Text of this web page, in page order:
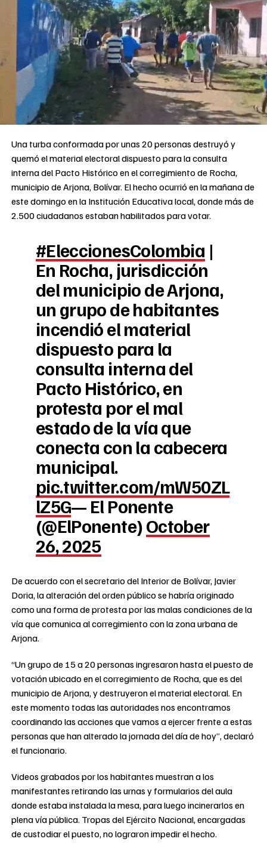
Una turba conformada por unas 20 personas destruyó y
quemó el material electoral dispuesto para la consulta
interna del Pacto Histórico en el corregimiento de Rocha,
municipio de Arjona, Bolívar. El hecho ocurrió en la mañana de
este domingo en la Institución Educativa local, donde más de
2.500 ciudadanos estaban habilitados para votar.
#EleccionesColombia |
En Rocha, jurisdicción
del municipio de Arjona,
un grupo de habitantes
incendió el material
dispuesto para la
consulta interna del
Pacto Histórico, en
protesta por el mal
estado de la vía que
conecta con la cabecera
municipal.
pic.twitter.com/mW50ZL
lZ5G— El Ponente
(@ElPonente)October
26, 2025
De acuerdo con el secretario del Interior de Bolívar, Javier
Doria, la alteración del orden público se habría originado
como una forma de protesta por las malas condiciones de la
vía que comunica al corregimiento con la zona urbana de
Arjona.
“Un grupo de 15 a 20 personas ingresaron hasta el puesto de
votación ubicado en el corregimiento de Rocha, que es del
municipio de Arjona, y destruyeron el material electoral. En
este momento todas las autoridades nos encontramos
coordinando las acciones que vamos a ejercer frente a estas
personas que han alterado la jornada del día de hoy”, declaró
el funcionario.
Videos grabados por los habitantes muestran a los
manifestantes retirando las urnas y formularios del aula
donde estaba instalada la mesa, para luego incinerarlos en
plena vía pública. Tropas del Ejército Nacional, encargadas
de custodiar el puesto, no lograron impedir el hecho.